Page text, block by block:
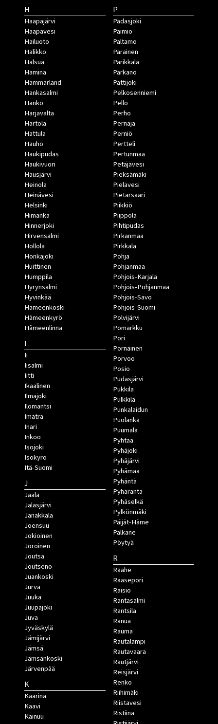
H
Haapajärvi
Haapavesi
Hailuoto
Halikko
Halsua
Hamina
Hammarland
Hankasalmi
Hanko
Harjavalta
Hartola
Hattula
Hauho
Haukipudas
Haukivuori
Hausjärvi
Heinola
Heinävesi
Helsinki
Himanka
Hinnerjoki
Hirvensalmi
Hollola
Honkajoki
Huittinen
Humppila
Hyrynsalmi
Hyvinkää
Hämeenkoski
Hämeenkyrö
Hämeenlinna
I
Ii
Iisalmi
Iitti
Ikaalinen
Ilmajoki
Ilomantsi
Imatra
Inari
Inkoo
Isojoki
Isokyrö
Itä-Suomi
J
Jaala
Jalasjärvi
Janakkala
Joensuu
Jokioinen
Joroinen
Joutsa
Joutseno
Juankoski
Jurva
Juuka
Juupajoki
Juva
Jyväskylä
Jämijärvi
Jämsä
Jämsänkoski
Järvenpää
K
Kaarina
Kaavi
Kainuu
P
Padasjoki
Paimio
Paltamo
Parainen
Parikkala
Parkano
Pattijoki
Pelkosenniemi
Pello
Perho
Pernaja
Perniö
Pertteli
Pertunmaa
Petäjävesi
Pieksämäki
Pielavesi
Pietarsaari
Piikkiö
Piippola
Pihtipudas
Pirkanmaa
Pirkkala
Pohja
Pohjanmaa
Pohjois-Karjala
Pohjois-Pohjanmaa
Pohjois-Savo
Pohjois-Suomi
Polvijärvi
Pomarkku
Pori
Pornainen
Porvoo
Posio
Pudasjärvi
Pukkila
Pulkkila
Punkalaidun
Puolanka
Puumala
Pyhtää
Pyhäjoki
Pyhäjärvi
Pyhämaa
Pyhäntä
Pyhäranta
Pyhäselkä
Pylkönmäki
Päijät-Häme
Pälkäne
Pöytyä
R
Raahe
Raasepori
Raisio
Rantasalmi
Rantsila
Ranua
Rauma
Rautalampi
Rautavaara
Rautjärvi
Reisjärvi
Renko
Riihimäki
Riistavesi
Ristiina